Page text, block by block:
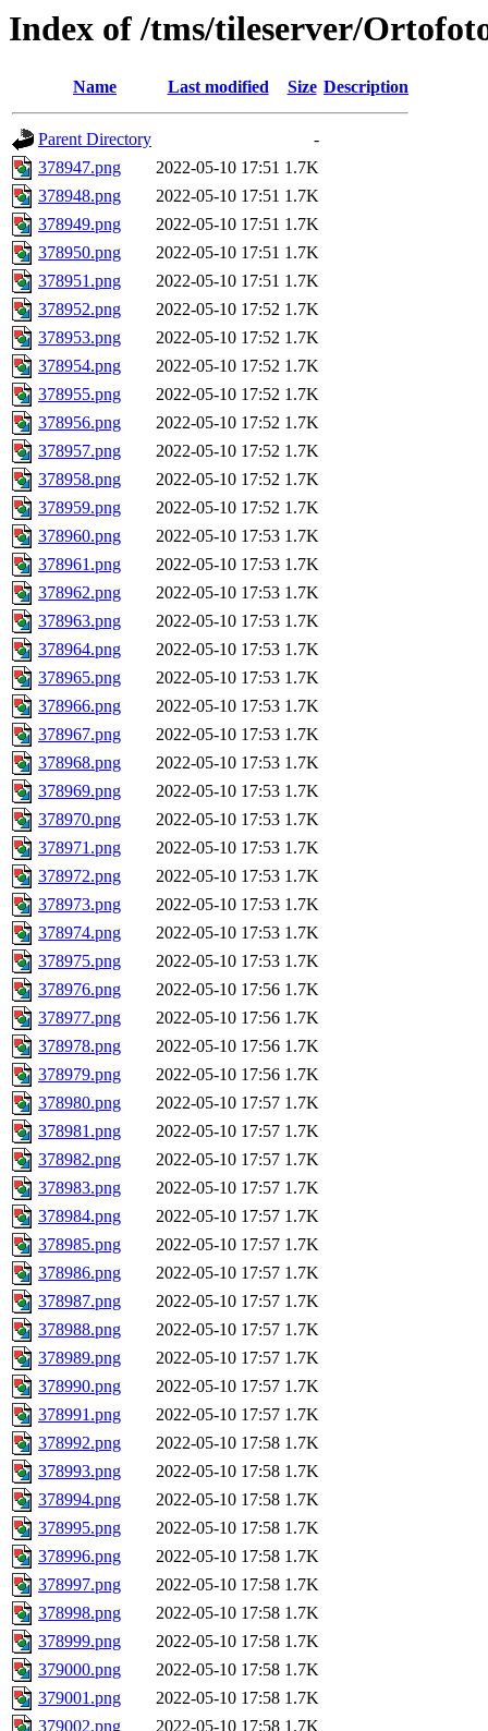
Index of /tms/tileserver/
Name Last modified Size Description
Parent Directory
-
378947.png
2022-05-10 17:51 1.7K
378948.png
2022-05-10 17:51 1.7K
378949.png
2022-05-10 17:51 1.7K
378950.png
2022-05-10 17:51 1.7K
378951.png
2022-05-10 17:51 1.7K
378952.png
2022-05-10 17:52 1.7K
378953.png
2022-05-10 17:52 1.7K
378954.png
2022-05-10 17:52 1.7K
378955.png
2022-05-10 17:52 1.7K
378956.png
2022-05-10 17:52 1.7K
378957.png
2022-05-10 17:52 1.7K
378958.png
2022-05-10 17:52 1.7K
378959.png
2022-05-10 17:52 1.7K
378960.png
2022-05-10 17:53 1.7K
378961.png
2022-05-10 17:53 1.7K
378962.png
2022-05-10 17:53 1.7K
378963.png
2022-05-10 17:53 1.7K
378964.png
2022-05-10 17:53 1.7K
378965.png
2022-05-10 17:53 1.7K
378966.png
2022-05-10 17:53 1.7K
378967.png
2022-05-10 17:53 1.7K
378968.png
2022-05-10 17:53 1.7K
378969.png
2022-05-10 17:53 1.7K
378970.png
2022-05-10 17:53 1.7K
378971.png
2022-05-10 17:53 1.7K
378972.png
2022-05-10 17:53 1.7K
378973.png
2022-05-10 17:53 1.7K
378974.png
2022-05-10 17:53 1.7K
378975.png
2022-05-10 17:53 1.7K
378976.png
2022-05-10 17:56 1.7K
378977.png
2022-05-10 17:56 1.7K
378978.png
2022-05-10 17:56 1.7K
378979.png
2022-05-10 17:56 1.7K
378980.png
2022-05-10 17:57 1.7K
378981.png
2022-05-10 17:57 1.7K
378982.png
2022-05-10 17:57 1.7K
378983.png
2022-05-10 17:57 1.7K
378984.png
2022-05-10 17:57 1.7K
378985.png
2022-05-10 17:57 1.7K
378986.png
2022-05-10 17:57 1.7K
378987.png
2022-05-10 17:57 1.7K
378988.png
2022-05-10 17:57 1.7K
378989.png
2022-05-10 17:57 1.7K
378990.png
2022-05-10 17:57 1.7K
378991.png
2022-05-10 17:57 1.7K
378992.png
2022-05-10 17:58 1.7K
378993.png
2022-05-10 17:58 1.7K
378994.png
2022-05-10 17:58 1.7K
378995.png
2022-05-10 17:58 1.7K
378996.png
2022-05-10 17:58 1.7K
378997.png
2022-05-10 17:58 1.7K
378998.png
2022-05-10 17:58 1.7K
378999.png
2022-05-10 17:58 1.7K
379000.png
2022-05-10 17:58 1.7K
379001.png
2022-05-10 17:58 1.7K
379002.png
2022-05-10 17:58 1.7K